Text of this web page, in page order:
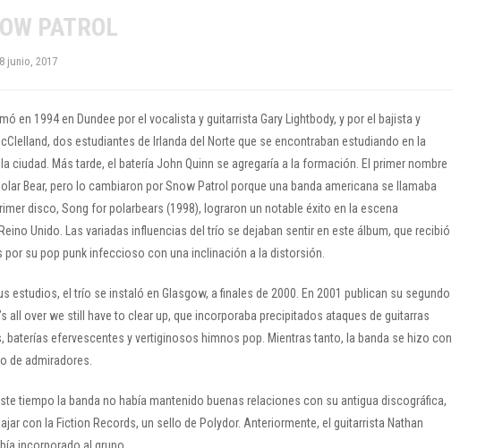
PATROL
junio, 2017
en 1994 en Dundee por el vocalista y guitarrista Gary Lightbody, y por el bajista y
dos estudiantes de Irlanda del Norte que se encontraban estudiando en la
ciudad. Más tarde, el batería John Quinn se agregaría a la formación. El primer nombre
Bear, pero lo cambiaron por Snow Patrol porque una banda americana se llamaba
disco, Song for polarbears (1998), lograron un notable éxito en la escena
Unido. Las variadas influencias del trío se dejaban sentir en este álbum, que recibió
por su pop punk infeccioso con una inclinación a la distorsión.
estudios, el trío se instaló en Glasgow, a finales de 2000. En 2001 publican su segundo
all over we still have to clear up, que incorporaba precipitados ataques de guitarras
baterías efervescentes y vertiginosos himnos pop. Mientras tanto, la banda se hizo con
de admiradores.
tiempo la banda no había mantenido buenas relaciones con su antigua discográfica,
con la Fiction Records, un sello de Polydor. Anteriormente, el guitarrista Nathan